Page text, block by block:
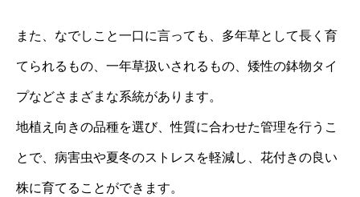
また、なでしこと一口に言っても、多年草として長く育
てられるもの、一年草扱いされるもの、矮性の鉢物タイ
プなどさまざまな系統があります。
地植え向きの品種を選び、性質に合わせた管理を行うこ
とで、病害虫や夏冬のストレスを軽減し、花付きの良い
株に育てることができます。